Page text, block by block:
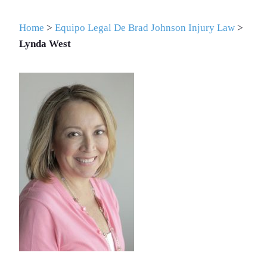
Home > Equipo Legal De Brad Johnson Injury Law >
Lynda West